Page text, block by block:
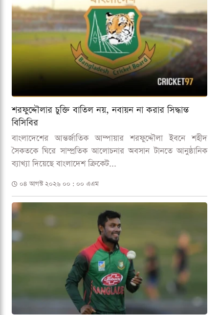
শরফুদ্দৌলার চুক্তি বাতিল নয়, নবায়ন না করার সিদ্ধান্ত
বিসিবির
বাংলাদেশের আন্তর্জাতিক আম্পায়ার শরফুদ্দৌলা ইবনে শহীদ
সৈকতকে ঘিরে সাম্প্রতিক আলোচনার অবসান টানতে আনুষ্ঠানিক
ব্যাখ্যা দিয়েছে বাংলাদেশ ক্রিকেট...
০৪ আগস্ট ২০২৬ ০০ : ০০ এএম